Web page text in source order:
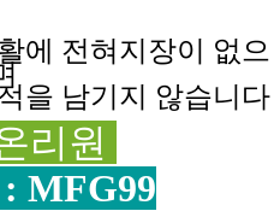
에 전혀지장이 없으
을 남기지 않습니다
리원
MFG99